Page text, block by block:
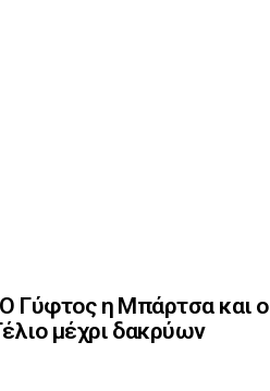
η Μπάρτσα και ο
μέχρι δακρύων